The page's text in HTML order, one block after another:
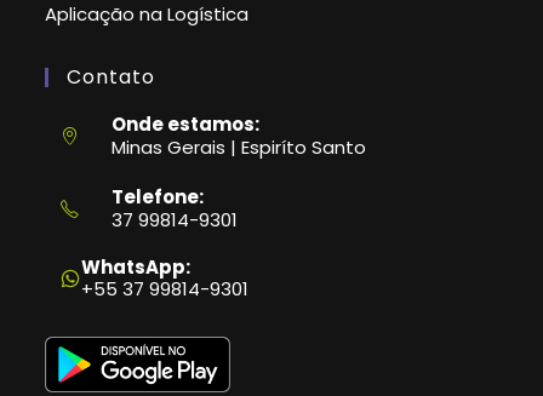
Aplicação na Logística
Contato
Onde estamos:
Minas Gerais | Espiríto Santo
Telefone:
37 99814-9301
em
seu
aplicativo
WhatsApp:
+55 37 99814-9301